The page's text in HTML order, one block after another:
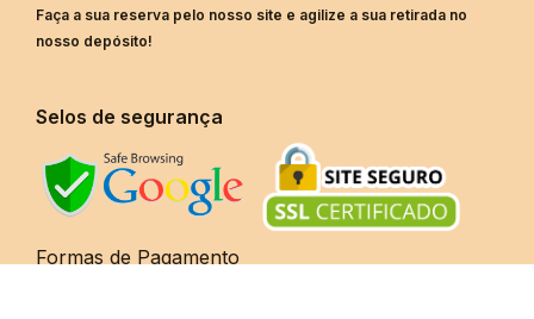
Faça a sua reserva pelo nosso site e agilize a sua retirada no
nosso depósito!
Selos de segurança
Formas de Pagamento